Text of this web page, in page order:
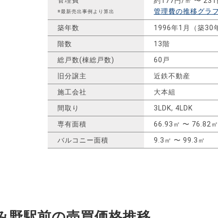
※最新売出事例より算出
管理費の推移グラ
築年数 1996年1月（築30
階数 13階
総戸数(棟総戸数) 60戸
旧分譲主 近鉄不動産
施工会社 大本組
間取り 3LDK, 4LDK
専有面積 66.93㎡ 〜 76.82㎡
バルコニー面積 9.3㎡ 〜 99.3㎡